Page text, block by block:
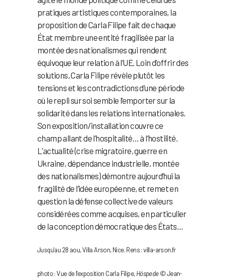
pratiques artistiques contemporaines, la
proposition de Carla Filipe fait de chaque
État membre une entité fragilisée par la
montée des nationalismes qui rendent
équivoque leur relation à l’UE. Loin d’offrir des
solutions, Carla Filipe révèle plutôt les
tensions et les contradictions d’une période
où le repli sur soi semble l’emporter sur la
solidarité dans les relations internationales.
Son exposition/installation couvre ce
champ allant de l’hospitalité… à l’hostilité.
L’actualité (crise migratoire, guerre en
Ukraine, dépendance industrielle, montée
des nationalismes) démontre aujourd’hui la
fragilité de l’idée européenne, et remet en
question la défense collective de valeurs
considérées comme acquises, en particulier
de la conception démocratique des États…
Jusqu’au 28 aou, Villa Arson, Nice. Rens : villa-arson.fr
photo : Vue de l’exposition Carla Filipe,Hóspede© Jean-